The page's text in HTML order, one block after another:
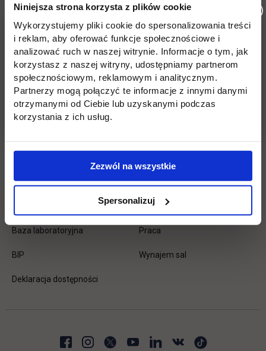
Niniejsza strona korzysta z plików cookie
Wykorzystujemy pliki cookie do spersonalizowania treści
i reklam, aby oferować funkcje społecznościowe i
analizować ruch w naszej witrynie. Informacje o tym, jak
korzystasz z naszej witryny, udostępniamy partnerom
społecznościowym, reklamowym i analitycznym.
Partnerzy mogą połączyć te informacje z innymi danymi
otrzymanymi od Ciebie lub uzyskanymi podczas
korzystania z ich usług.
Zezwól na wszystkie
Spersonalizuj
Inżynierskie
Magisterskie
Podyplomowe
Płońsk
Dziekanat
Biblioteka
Stypendia
Opłaty
Władze
Baza laboratoryjna
BIP
Deklaracja dostępności
Wydział Inżynieryjny
Wydział Zamiejscowy Płońsk
Praca
Wynajem sal